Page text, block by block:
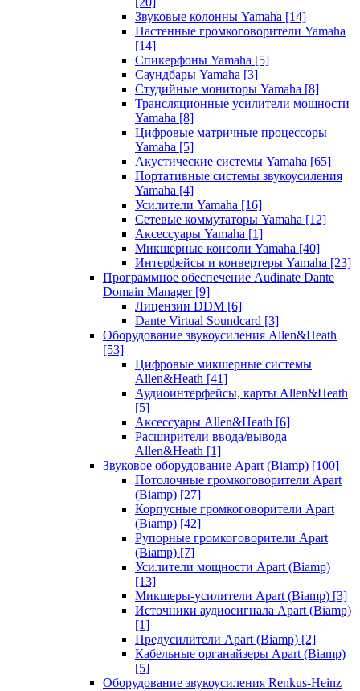
Звуковые колонны Yamaha [14]
Настенные громкоговорители Yamaha
[14]
Спикерфоны Yamaha [5]
Саундбары Yamaha [3]
Студийные мониторы Yamaha [8]
Трансляционные усилители мощности
Yamaha [8]
Цифровые матричные процессоры
Yamaha [5]
Акустические системы Yamaha [65]
Портативные системы звукоусиления
Yamaha [4]
Усилители Yamaha [16]
Сетевые коммутаторы Yamaha [12]
Аксессуары Yamaha [1]
Микшерные консоли Yamaha [40]
Интерфейсы и конвертеры Yamaha [23]
Программное обеспечение Audinate Dante
Domain Manager [9]
Лицензии DDM [6]
Dante Virtual Soundcard [3]
Оборудование звукоусиления Allen&Heath
[53]
Цифровые микшерные системы
Allen&Heath [41]
Аудиоинтерфейсы, карты Allen&Heath
[5]
Аксессуары Allen&Heath [6]
Расширители ввода/вывода
Allen&Heath [1]
Звуковое оборудование Apart (Biamp) [100]
Потолочные громкоговорители Apart
(Biamp) [27]
Корпусные громкоговорители Apart
(Biamp) [42]
Рупорные громкоговорители Apart
(Biamp) [7]
Усилители мощности Apart (Biamp)
[13]
Микшеры-усилители Apart (Biamp) [3]
Источники аудиосигнала Apart (Biamp)
[1]
Предусилители Apart (Biamp) [2]
Кабельные органайзеры Apart (Biamp)
[5]
Оборудование звукоусиления Renkus-Heinz